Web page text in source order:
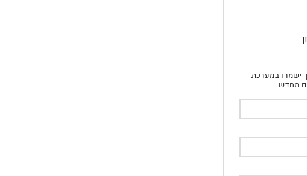
ישמרו במערכת
מחדש.